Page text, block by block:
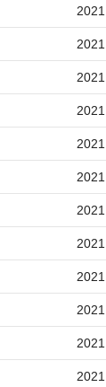
2021
2021
2021
2021
2021
2021
2021
2021
2021
2021
2021
2021